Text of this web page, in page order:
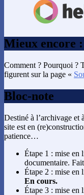
Mieux encore
Comment ? Pourquoi ?
figurent sur la page «
Bloc-note
Destiné à l’archivage et
site est en
patience…
Étape 1 : mise en
documentaire.
Étape 2 : mise en
En cours.
Étape 3 : mise en